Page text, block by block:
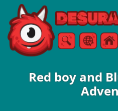
Free Online Games
ZoekenMenu
Red boy and